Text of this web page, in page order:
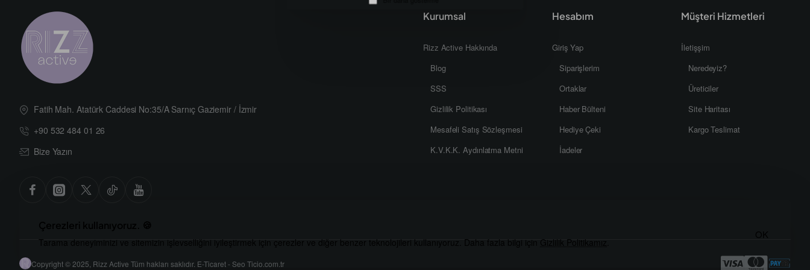
Bir daha gösterme
Tarama deneyiminizi ve sitemizin işlevselliğini iyileştirmek için çerezler ve diğer benzer teknolojileri kullanıyoruz. Daha fazla bilgi için Gizlilik Politikamız.
Fatih Mah. Atatürk Caddesi No:35/A Sarnıç Gaziemir / İzmir
+90 532 484 01 26
Bize Yazın
Kurumsal
Rizz Active Hakkında
Blog
SSS
Gizlilik Politikası
Mesafeli Satış Sözleşmesi
K.V.K.K. Aydınlatma Metni
Hesabım
Giriş Yap
Siparişlerim
Ortaklar
Haber Bülteni
Hediye Çeki
İadeler
Müşteri Hizmetleri
İletişşim
Neredeyiz?
Üreticiler
Site Haritası
Kargo Teslimat
Copyright © 2025, Rizz Active Tüm hakları saklıdır. E-Ticaret - Seo Ticio.com.tr